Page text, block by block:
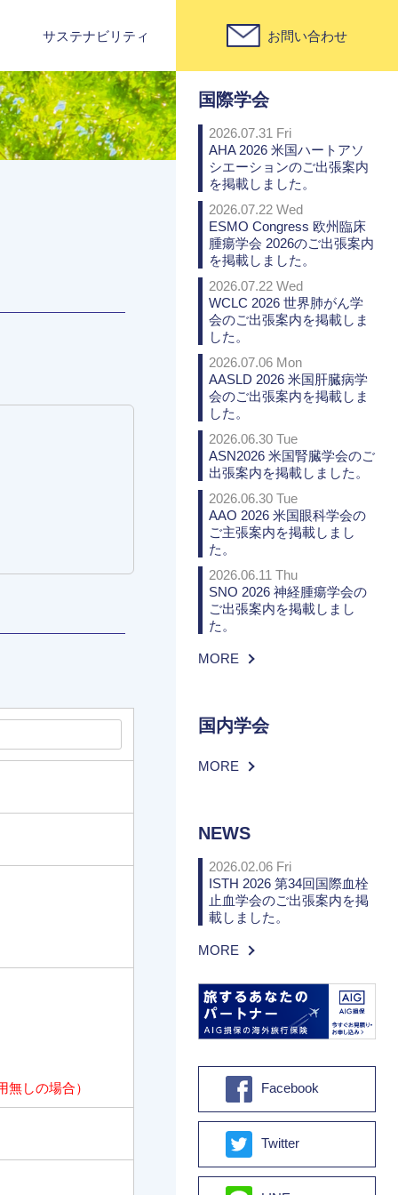
サステナビリティ お問い合わせ
しの場合）
PICK UP
国際学会
2026.07.31 Fri
AHA 2026 米国ハートアソ
シエーションのご出張案内
を掲載しました。
2026.07.22 Wed
ESMO Congress 欧州臨床
腫瘍学会 2026のご出張案内
を掲載しました。
2026.07.22 Wed
WCLC 2026 世界肺がん学
会のご出張案内を掲載しま
した。
2026.07.06 Mon
AASLD 2026 米国肝臓病学
会のご出張案内を掲載しま
した。
2026.06.30 Tue
ASN2026 米国腎臓学会のご
出張案内を掲載しました。
2026.06.30 Tue
AAO 2026 米国眼科学会の
ご主張案内を掲載しまし
た。
2026.06.11 Thu
SNO 2026 神経腫瘍学会の
ご出張案内を掲載しまし
た。
MORE
国内学会
MORE
NEWS
2026.02.06 Fri
ISTH 2026 第34回国際血栓
止血学会のご出張案内を掲
載しました。
MORE
Facebook
Twitter